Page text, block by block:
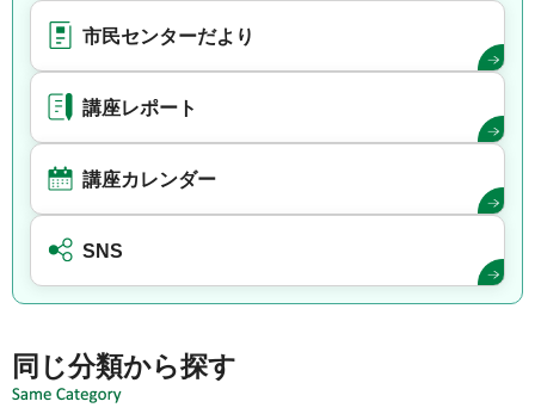
市民センターだより
講座レポート
講座カレンダー
SNS
同じ分類から探す